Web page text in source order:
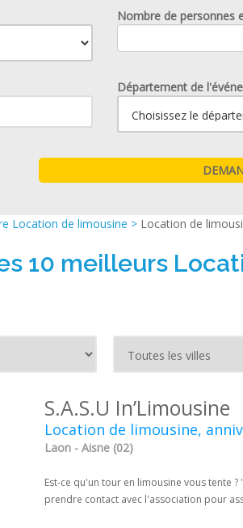
Nombre de personnes
Département de
Location de limousine > Location de
10 meilleurs
S.A.S.U In’Limousine
Location de limousine,
Laon - Aisne (02)
Est-ce qu'un tour en limousine vous tente
prendre contact avec l'association pour